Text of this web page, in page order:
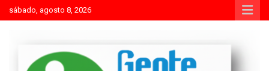
Skip
to
sábado, agosto 8, 2026